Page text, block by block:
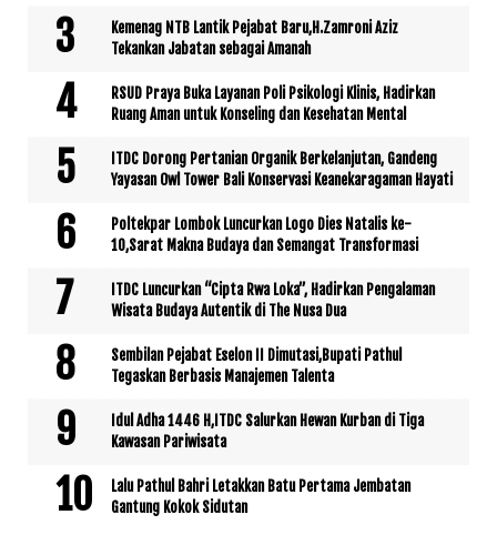
Kemenag NTB Lantik Pejabat Baru,H.Zamroni Aziz
Tekankan Jabatan sebagai Amanah
RSUD Praya Buka Layanan Poli Psikologi Klinis, Hadirkan
Ruang Aman untuk Konseling dan Kesehatan Mental
ITDC Dorong Pertanian Organik Berkelanjutan, Gandeng
Yayasan Owl Tower Bali Konservasi Keanekaragaman Hayati
Poltekpar Lombok Luncurkan Logo Dies Natalis ke-
10,Sarat Makna Budaya dan Semangat Transformasi
ITDC Luncurkan “Cipta Rwa Loka”, Hadirkan Pengalaman
Wisata Budaya Autentik di The Nusa Dua
Sembilan Pejabat Eselon II Dimutasi,Bupati Pathul
Tegaskan Berbasis Manajemen Talenta
Idul Adha 1446 H,ITDC Salurkan Hewan Kurban di Tiga
Kawasan Pariwisata
Lalu Pathul Bahri Letakkan Batu Pertama Jembatan
Gantung Kokok Sidutan